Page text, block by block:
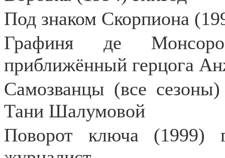
Под знаком Скорпиона
Графиня де
приближённый герцога
Самозванцы (все
Тани Шалумовой
Поворот ключа (1999)